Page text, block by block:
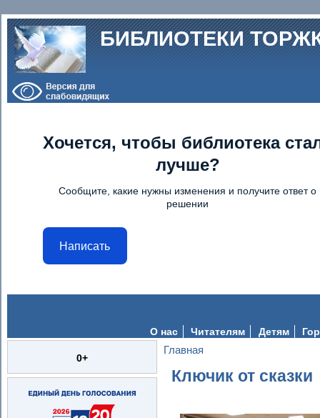
Перейти к основному содержанию
БИБЛИОТЕКИ
Хочется, чтобы библиотека
лучше?
Сообщите, какие нужны изменения и получите ответ о
решении
Написать
О нас Читателям Детям
0+ Вы здесь
Главная
Ключик от сказки